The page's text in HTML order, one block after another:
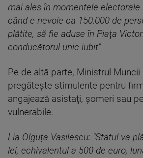
mai ales în momentele
când e nevoie ca 150.000 de
plătite, să fie aduse în Piaţa
conducătorul unic iubit"
Pe de altă parte, Ministrul
pregăteşte stimulente pentru
angajează asistaţi, şomeri sau
vulnerabile.
Lia Olguța Vasilescu: "Statul va
lei, echivalentul a 500 de euro,